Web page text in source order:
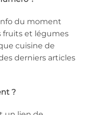
du moment
fruits et légumes
cuisine de
derniers articles
?